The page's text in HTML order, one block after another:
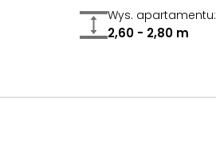
Wys. apartamentu:
2,60 - 2,80 m